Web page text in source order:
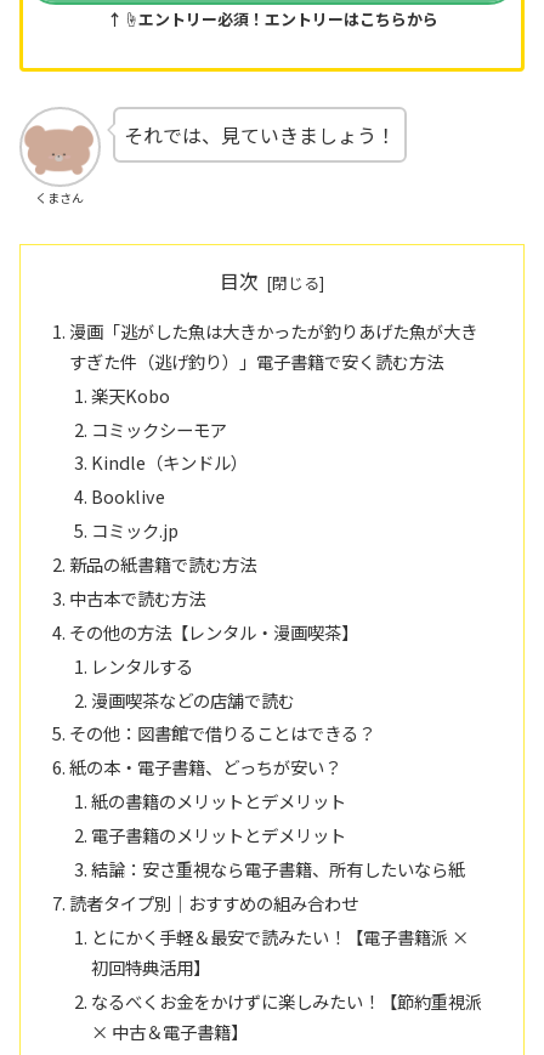
↑☝️エントリー必須！エントリーはこちらから
くまさん
それでは、見ていきましょう！
目次
漫画「逃がした魚は大きかったが釣りあげた魚が大き
すぎた件（逃げ釣り）」電子書籍で安く読む方法
楽天Kobo
コミックシーモア
Kindle（キンドル）
Booklive
コミック.jp
新品の紙書籍で読む方法
中古本で読む方法
その他の方法【レンタル・漫画喫茶】
レンタルする
漫画喫茶などの店舗で読む
その他：図書館で借りることはできる？
紙の本・電子書籍、どっちが安い？
紙の書籍のメリットとデメリット
電子書籍のメリットとデメリット
結論：安さ重視なら電子書籍、所有したいなら紙
読者タイプ別｜おすすめの組み合わせ
とにかく手軽＆最安で読みたい！【電子書籍派 ×
初回特典活用】
なるべくお金をかけずに楽しみたい！【節約重視派
× 中古＆電子書籍】